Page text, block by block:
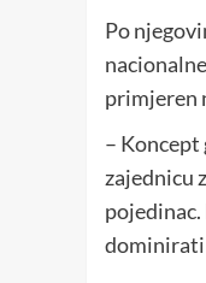
Po
primjeren
–
zajednicu
dominirati